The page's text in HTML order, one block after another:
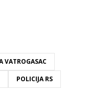
VATROGASAC
POLICIJA RS